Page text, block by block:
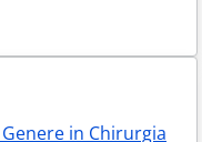
in Chirurgia